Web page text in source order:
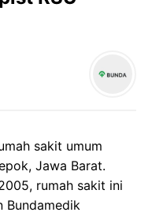
sakit umum
Jawa Barat.
rumah sakit ini
Bundamedik